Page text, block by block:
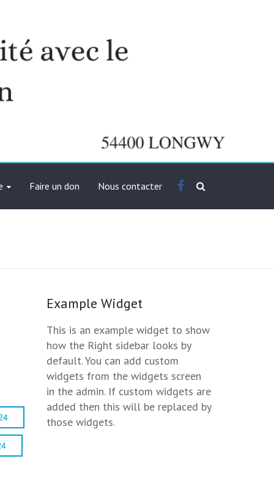
Faire un don Nous contacter
Example Widget
This is an example widget to show
how the Right sidebar looks by
default. You can add custom
widgets from the widgets screen
in the admin. If custom widgets are
added then this will be replaced by
those widgets.